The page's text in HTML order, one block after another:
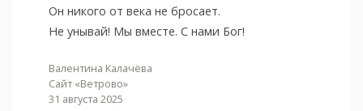
Он никого от века не бросает.
Не унывай! Мы вместе. С нами Бог!
Валентина Калачёва
Сайт «Ветрово»
31 августа 2025